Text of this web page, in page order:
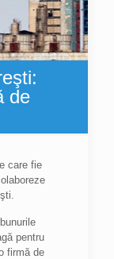
de
care fie
pentru
firmă de